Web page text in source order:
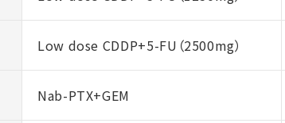
Low dose CDDP+5-FU（2500mg）
Nab-PTX+GEM